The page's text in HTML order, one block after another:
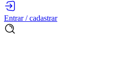
Entrar / cadastrar